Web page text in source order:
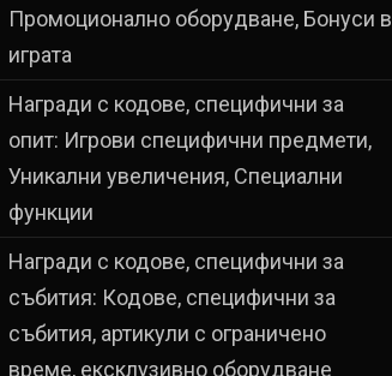
Промоционално оборудване, Бонуси в
играта
Награди с кодове, специфични за
опит: Игрови специфични предмети,
Уникални увеличения, Специални
функции
Награди с кодове, специфични за
събития: Кодове, специфични за
събития, артикули с ограничено
време, ексклузивно оборудване